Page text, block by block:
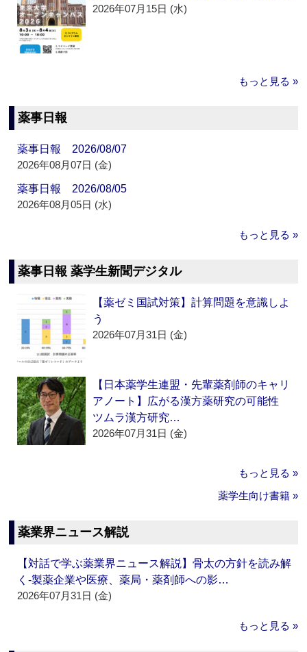
2026年07月15日 (水)
もっと見る »
薬事日報
薬事日報 2026/08/07
2026年08月07日 (金)
薬事日報 2026/08/05
2026年08月05日 (水)
もっと見る »
薬事日報 薬学生新聞デジタル
【薬ゼミ国試対策】計算問題を意識しよ
う
2026年07月31日 (金)
【日本薬学生連盟・先輩薬剤師のキャリ
アノート】広がる漢方薬研究の可能性
ツムラ漢方研究…
2026年07月31日 (金)
もっと見る »
薬学生向け書籍 »
薬業界ニュース解説
【対話で学ぶ薬業界ニュース解説】骨太の方針を読み解
く‐製薬企業や医療、薬局・薬剤師への影…
2026年07月31日 (金)
もっと見る »